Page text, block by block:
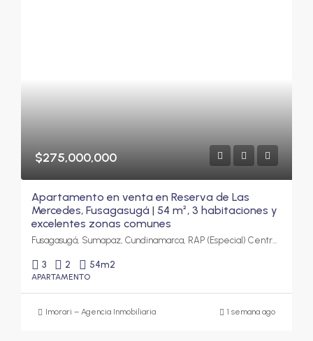
$275,000,000
Apartamento en venta en Reserva de Las
Mercedes, Fusagasugá | 54 m², 3 habitaciones y
excelentes zonas comunes
Fusagasugá, Sumapaz, Cundinamarca, RAP (Especial) Central, Colombia
3 2 54m2
APARTAMENTO
Imorari – Agencia Inmobiliaria 1 semana ago